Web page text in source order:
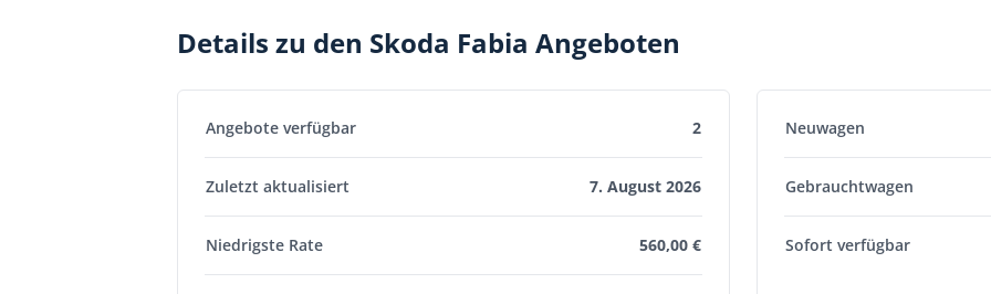
Details zu den Skoda Fabia Angeboten
Angebote verfügbar 2
Zuletzt aktualisiert 7. August 2026
Niedrigste Rate 560,00 €
Neuwagen
Gebrauchtwagen
Sofort verfügbar